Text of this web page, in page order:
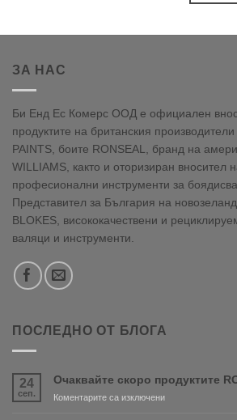
ЗА НАС
Би Енд Ес Комерс ООД е официален
продуктите на британския
PAINTS, боите RONSEAL, бранд на
WILLIAMS, както и оторизиран вносител
професионални инструменти за
Представител за България на
BLOKES, висококачествени и
валяци и инструменти.
ПОСЛЕДНО ОТ БЛОГА
24
сеп.
Очаквайте скоро продуктите
Коментарите са изключениза